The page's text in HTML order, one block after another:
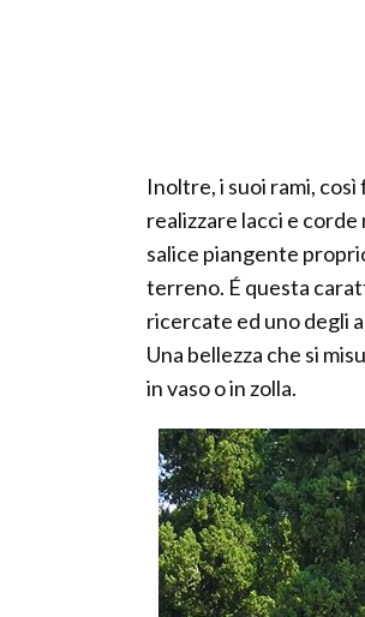
Inoltre, i suoi rami,
realizzare lacci e
salice piangente
terreno. É questa
ricercate ed uno degli
Una bellezza che si
in vaso o in zolla.